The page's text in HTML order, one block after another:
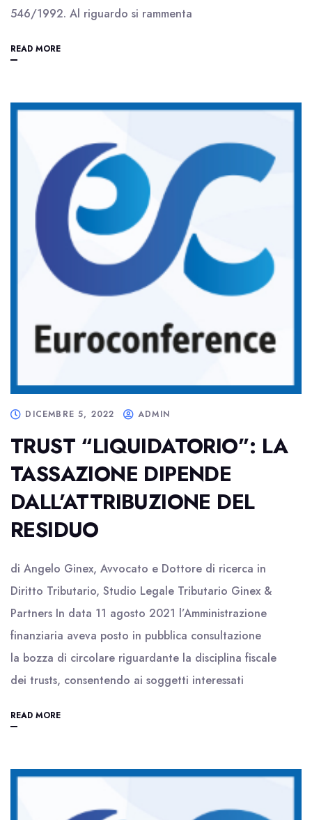
546/1992. Al riguardo si rammenta
READ MORE
DICEMBRE 5, 2022 ADMIN
TRUST “LIQUIDATORIO”: LA
TASSAZIONE DIPENDE
DALL’ATTRIBUZIONE DEL
RESIDUO
di Angelo Ginex, Avvocato e Dottore di ricerca in
Diritto Tributario, Studio Legale Tributario Ginex &
Partners In data 11 agosto 2021 l’Amministrazione
finanziaria aveva posto in pubblica consultazione
la bozza di circolare riguardante la disciplina fiscale
dei trusts, consentendo ai soggetti interessati
READ MORE